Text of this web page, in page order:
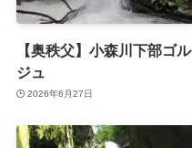
【奥秩父】小森川下部ゴル
ジュ
2026年6月27日